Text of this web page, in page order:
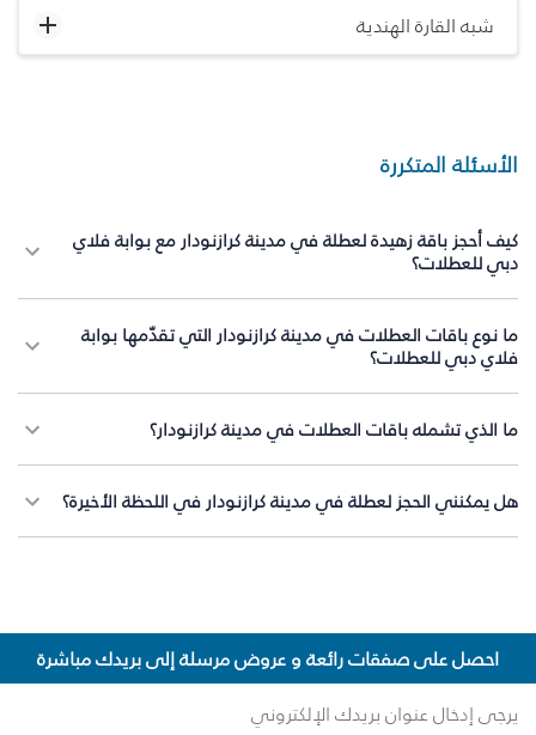
شبه القارة الهندية
الأسئلة المتكررة
كيف أحجز باقة زهيدة لعطلة في مدينة كرازنودار مع بوابة فلاي
دبي للعطلات؟
ما نوع باقات العطلات في مدينة كرازنودار التي تقدّمها بوابة
فلاي دبي للعطلات؟
ما الذي تشمله باقات العطلات في مدينة كرازنودار؟
هل يمكنني الحجز لعطلة في مدينة كرازنودار في اللحظة الأخيرة؟
احصل على صفقات رائعة و عروض مرسلة إلى بريدك مباشرة